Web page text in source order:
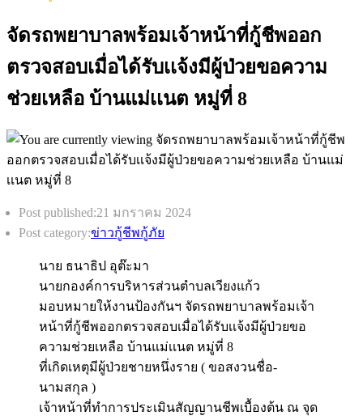
จัดรถพยาบาลพร้อมเจ้าหน้าที่กู้ชีพออก
ตรวจสอบเมื่อได้รับเเจ้งมีผู้ป่วยขอความ
ช่วยเหลือ บ้านแม่เเนต หมู่ที่ 8
Post published:21 มกราคม 2024
Post category:ข่าวกู้ชีพกู้ภัย
นาย ธนาธิป อุต๊ะมา
นายกองค์การบริหารส่วนตำบลเวียงแก้ว
มอบหมายให้งานป้องกันฯ จัดรถพยาบาลพร้อมเจ้า
หน้าที่กู้ชีพออกตรวจสอบเมื่อได้รับเเจ้งมีผู้ป่วยขอ
ความช่วยเหลือ บ้านแม่เเนต หมู่ที่ 8
ที่เกิดเหตุมีผู้ป่วยชายหนึ่งราย ( ขอสงวนชื่อ-
นามสกุล )
เจ้าหน้าที่ทำการประเมินสัญญานชีพเบื้องต้น ณ จุด